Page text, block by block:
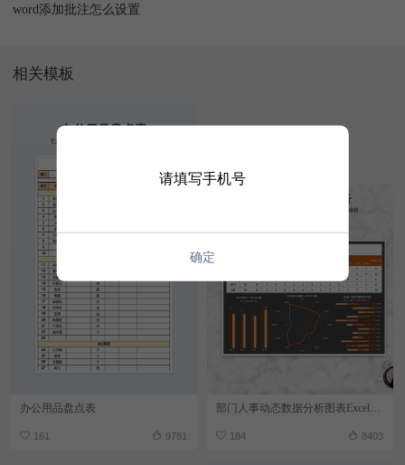
word添加批注怎么设置
相关模板
办公用品盘点表
161 9781 184 8403
请填写手机号
确定